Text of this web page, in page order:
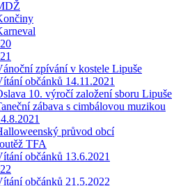
zpívání v kostele Lipuše
občánků 14.11.2021
10. výročí založení sboru Lipuše
zábava s cimbálovou muzikou
průvod obcí
TFA
občánků 13.6.2021
občánků 21.5.2022